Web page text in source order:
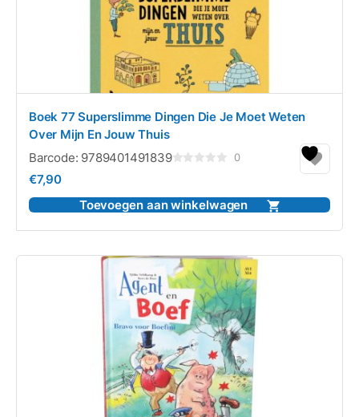
Boek 77 Superslimme Dingen Die Je Moet Weten
Over Mijn En Jouw Thuis
Barcode: 9789401491839
5
0
€7,90
Toevoegen aan winkelwagen